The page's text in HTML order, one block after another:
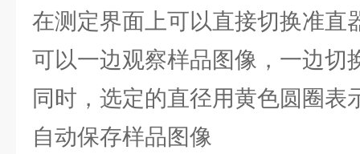
在测定界面上可以直接切换准直
可以一边观察样品图像，一边切
同时，选定的直径用黄色圆圈表
自动保存样品图像